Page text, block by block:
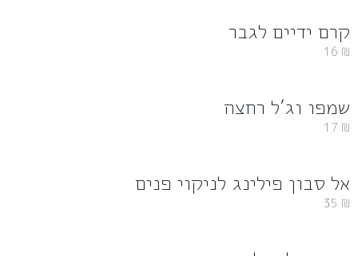
קרם ידיים לגבר
16 ₪
שמפו וג’ל רחצה
17 ₪
אל סבון פילינג לניקוי פנים
35 ₪